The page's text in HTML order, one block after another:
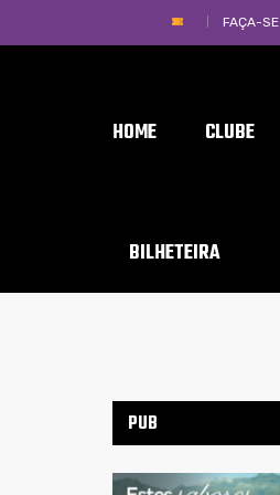
FAÇA-SE
HOME CLUBE
BILHETEIRA
PUB